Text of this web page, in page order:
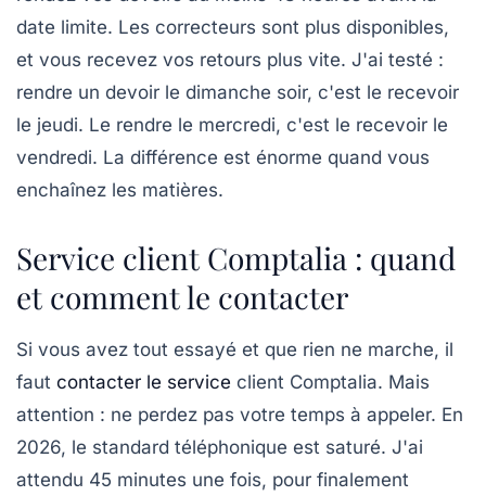
date limite. Les correcteurs sont plus disponibles,
et vous recevez vos retours plus vite. J'ai testé :
rendre un devoir le dimanche soir, c'est le recevoir
le jeudi. Le rendre le mercredi, c'est le recevoir le
vendredi. La différence est énorme quand vous
enchaînez les matières.
Service client Comptalia : quand
et comment le contacter
Si vous avez tout essayé et que rien ne marche, il
faut contacter le service client Comptalia. Mais
attention : ne perdez pas votre temps à appeler. En
2026, le standard téléphonique est saturé. J'ai
attendu 45 minutes une fois, pour finalement